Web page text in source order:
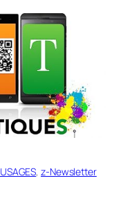
, z-Newsletter